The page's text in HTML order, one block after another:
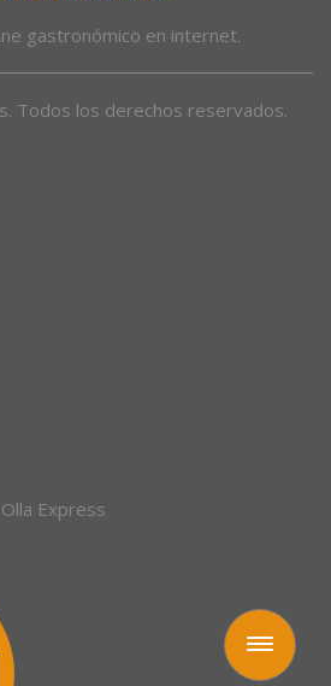
Toggle
navigation
gastronómico en internet.
Todos los derechos reservados.
Express